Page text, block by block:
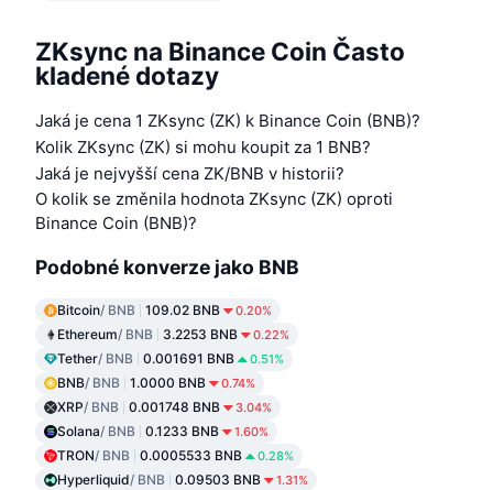
ZKsync na Binance Coin Často
kladené dotazy
Jaká je cena 1 ZKsync (ZK) k Binance Coin (BNB)?
Kolik ZKsync (ZK) si mohu koupit za 1 BNB?
Jaká je nejvyšší cena ZK/BNB v historii?
O kolik se změnila hodnota ZKsync (ZK) oproti
Binance Coin (BNB)?
Podobné konverze jako BNB
Bitcoin/ BNB 109.02 BNB 0.20%
Ethereum/ BNB 3.2253 BNB 0.22%
Tether/ BNB 0.001691 BNB 0.51%
BNB/ BNB 1.0000 BNB 0.74%
XRP/ BNB 0.001748 BNB 3.04%
Solana/ BNB 0.1233 BNB 1.60%
TRON/ BNB 0.0005533 BNB 0.28%
Hyperliquid/ BNB 0.09503 BNB 1.31%